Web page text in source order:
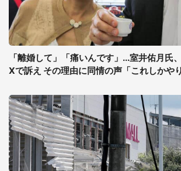
「離婚して」「痛いんです」...室井佑月氏
Xで訴え その理由に同情の声「これしかや